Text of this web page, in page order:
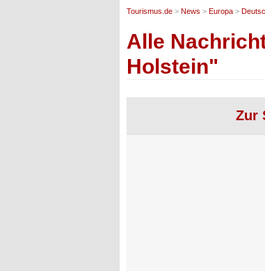
Tourismus.de > News > Europa >
Alle
Holstein"
Zur